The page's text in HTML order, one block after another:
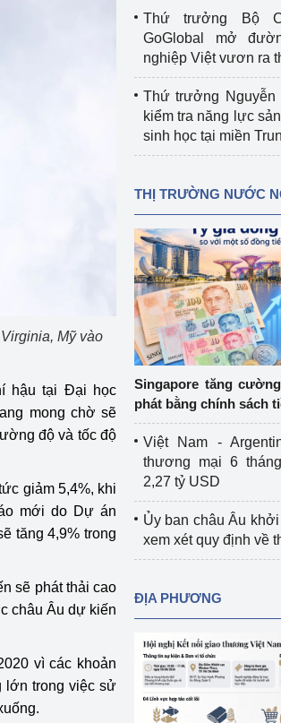
sản
định kỹ thuật an toàn lao
quyền quản lý của
cấp GCN đăng ký, hoạt
thiết bị, dụng cụ điện
trường không có nguy
nổ
sửa chữa chai chứa
luyện, bồi dưỡng
định kỹ thuật an toàn
lượng
sáng
môi trường
trường
Trung
Âu – châu Mỹ
Mỹ vào
hậu tại Đại học
mong chờ sẽ
độ và tốc độ
giảm 5,4%, khi
mới do Dự án
tăng 4,9% trong
​​sẽ phát thải cao
châu Âu dự kiến
vì các khoản
lớn trong việc sử
Thứ trưởng Bộ
GoGlobal mở
nghiệp Việt vươn ra
Thứ trưởng Nguyễn
kiểm tra năng lực
sinh học tại miền
THỊ TRƯỜNG NƯỚC
Singapore tăng
phát bằng chính sách
Việt Nam -
thương mại 6
2,27 tỷ USD
Ủy ban châu Âu
xem xét quy định về
ĐỊA PHƯƠNG